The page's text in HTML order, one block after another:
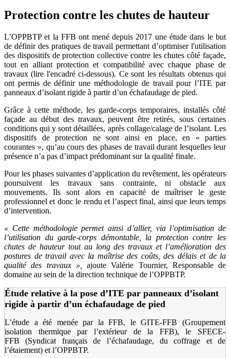
Protection contre les chutes de hauteur
L’OPPBTP et la FFB ont mené depuis 2017 une étude dans le but
de définir des pratiques de travail permettant d’optimiser l'utilisation
des dispositifs de protection collective contre les chutes côté façade,
tout en alliant protection et compatibilité avec chaque phase de
travaux (lire l'encadré ci-dessous). Ce sont les résultats obtenus qui
ont permis de définir une méthodologie de travail pour l’ITE par
panneaux d’isolant rigide à partir d’un échafaudage de pied.
Grâce à cette méthode, les garde-corps temporaires, installés côté
façade au début des travaux, peuvent être retirés, sous certaines
conditions qui y sont détaillées, après collage/calage de l’isolant. Les
dispositifs de protection ne sont ainsi en place, en « parties
courantes », qu’au cours des phases de travail durant lesquelles leur
présence n’a pas d’impact prédominant sur la qualité finale.
Pour les phases suivantes d’application du revêtement, les opérateurs
poursuivent les travaux sans contrainte, ni obstacle aux
mouvements. Ils sont alors en capacité de maîtriser le geste
professionnel et donc le rendu et l’aspect final, ainsi que leurs temps
d’intervention.
« Cette méthodologie permet ainsi d’allier, via l’optimisation de
l’utilisation du garde-corps démontable, la protection contre les
chutes de hauteur tout au long des travaux et l’amélioration des
postures de travail avec la maîtrise des coûts, des délais et de la
qualité des travaux
»,
ajoute Valérie Tournier, Responsable de
domaine au sein de la direction technique de l’OPPBTP.
Étude relative à la pose d’ITE par panneaux d’isolant
rigide à partir d’un échafaudage de pied
L’étude a été menée par la FFB, le GITE-FFB (Groupement
isolation thermique par l’extérieur de la FFB), le SFECE-
FFB (Syndicat français de l’échafaudage, du coffrage et de
l’étaiement) et l’OPPBTP.